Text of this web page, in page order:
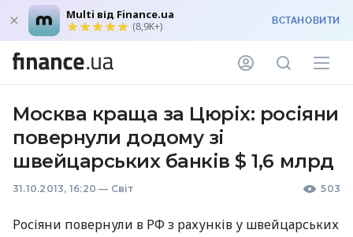
Multi від Finance.ua
(8,9K+) ВСТАНОВИТИ
Москва краща за Цюріх: росіяни
повернули додому зі
швейцарських банків $ 1,6 млрд
31.10.2013, 16:20 — Світ 503
Росіяни повернули в РФ з рахунків у швейцарських